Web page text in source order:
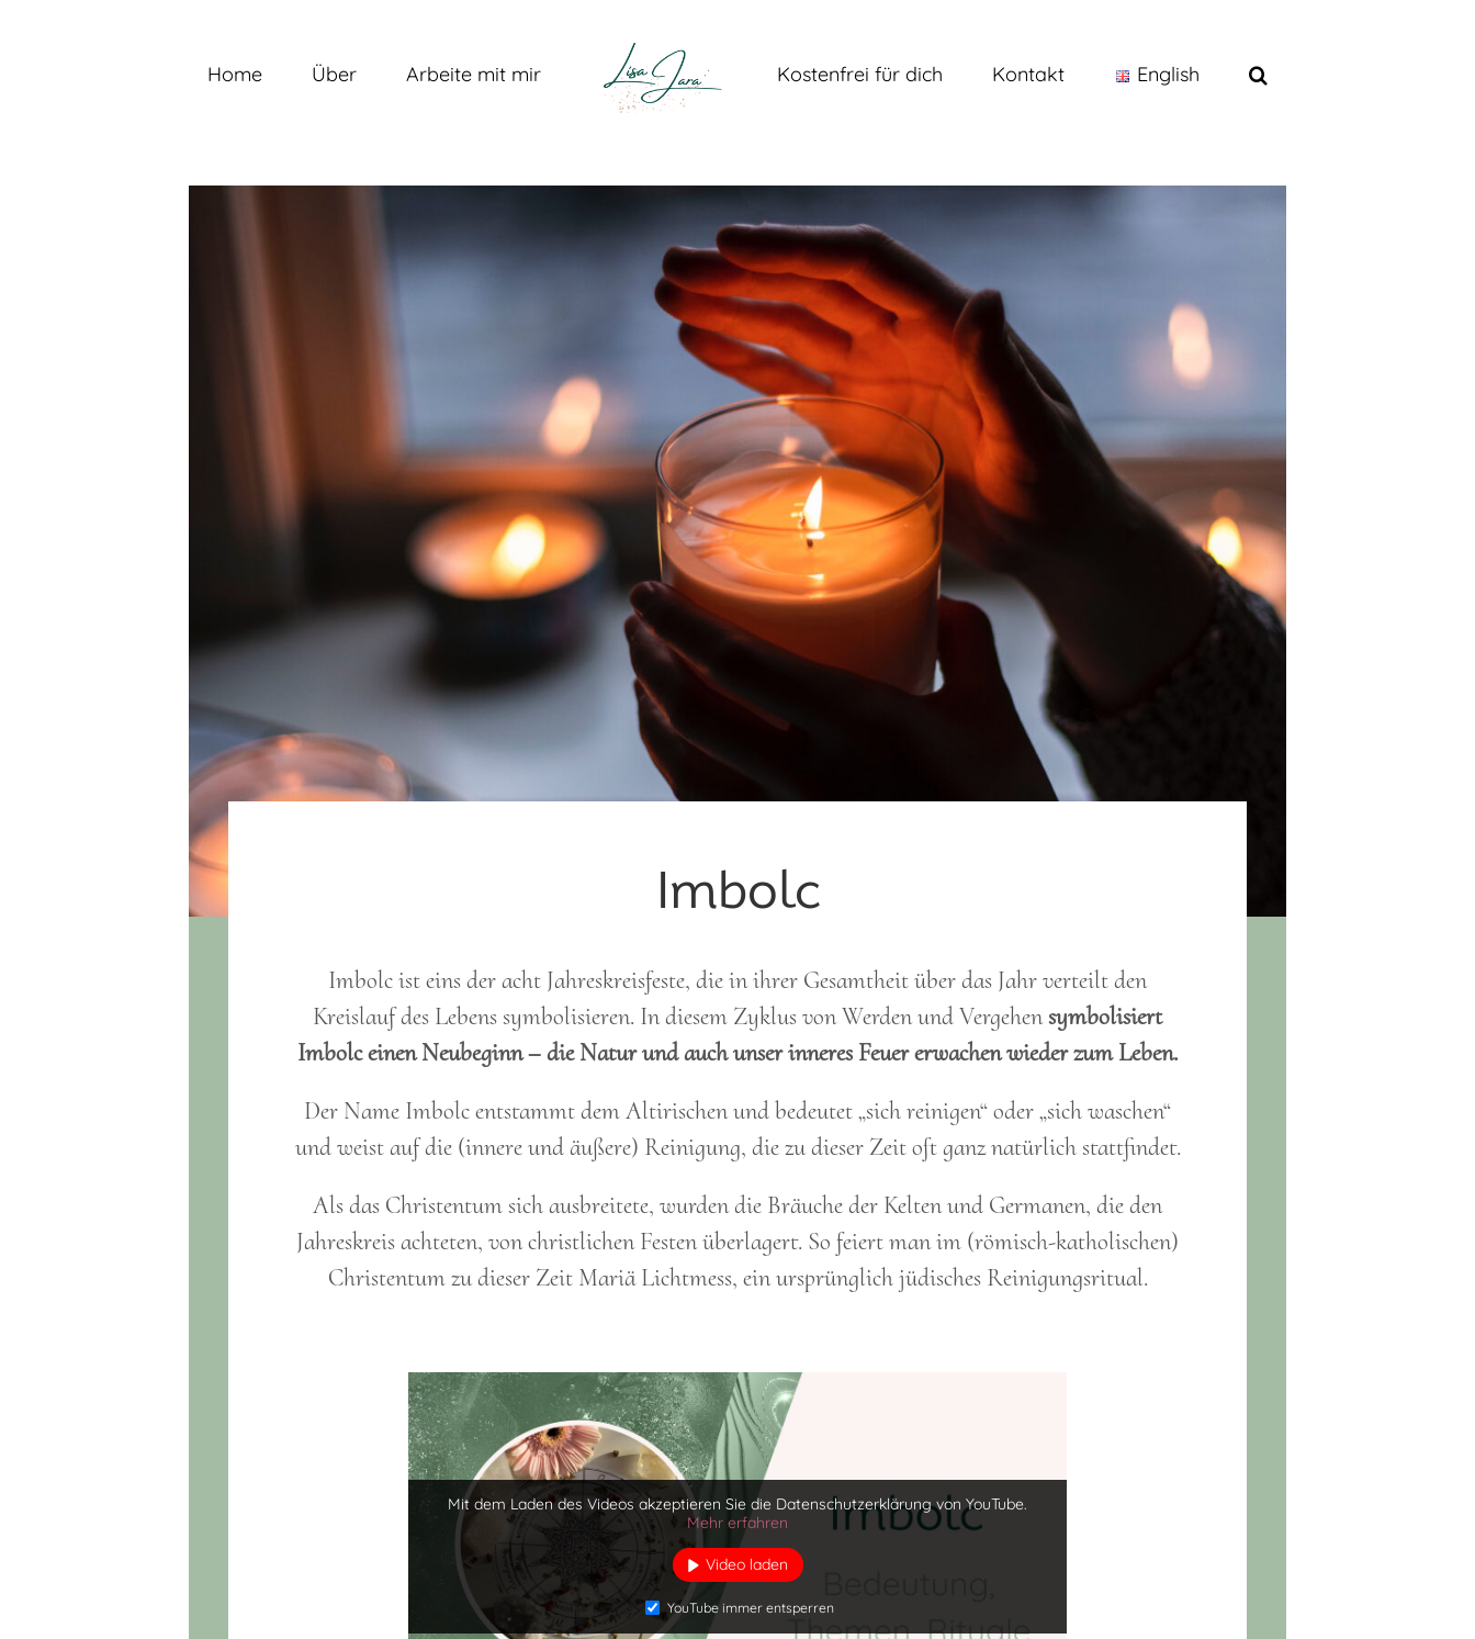
Home Über Arbeite mit mir Kostenfrei für dich Kontakt English
Imbolc
Imbolc ist eins der acht Jahreskreisfeste, die in ihrer Gesamtheit über das Jahr verteilt den
Kreislauf des Lebens symbolisieren. In diesem Zyklus von Werden und Vergehensymbolisiert
Imbolc einen Neubeginn – die Natur und auch unser inneres Feuer erwachen wieder zum Leben.
Der Name Imbolc entstammt dem Altirischen und bedeutet „sich reinigen“ oder „sich waschen“
und weist auf die (innere und äußere) Reinigung, die zu dieser Zeit oft ganz natürlich stattfindet.
Als das Christentum sich ausbreitete, wurden die Bräuche der Kelten und Germanen, die den
Jahreskreis achteten, von christlichen Festen überlagert. So feiert man im (römisch-katholischen)
Christentum zu dieser Zeit Mariä Lichtmess, ein ursprünglich jüdisches Reinigungsritual.
Mit dem Laden des Videos akzeptieren Sie die Datenschutzerklärung von YouTube.
Mehr erfahren
Video laden
YouTube immer entsperren